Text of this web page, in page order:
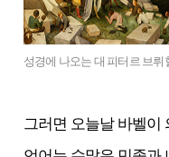
성경에 나오는 대 피터르 브
그러면 오늘날 바벨이